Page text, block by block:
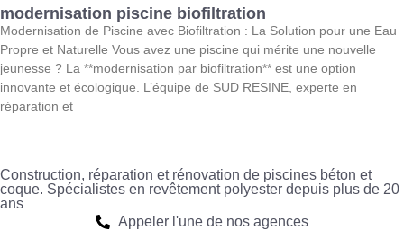
modernisation piscine biofiltration
Modernisation de Piscine avec Biofiltration : La Solution pour une Eau
Propre et Naturelle Vous avez une piscine qui mérite une nouvelle
jeunesse ? La **modernisation par biofiltration** est une option
innovante et écologique. L’équipe de SUD RESINE, experte en
réparation et
Construction, réparation et rénovation de piscines béton et
coque. Spécialistes en revêtement polyester depuis plus de 20
ans
Appeler l'une de nos agences